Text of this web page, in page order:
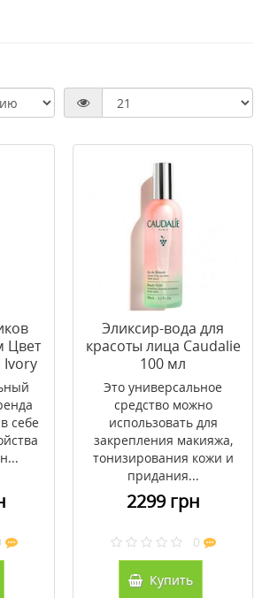
Цвет
Ivory
мл
себе
Эликсир-вода для
красоты лица Caudalie
100 мл
Это универсальное
средство можно
использовать для
закрепления макияжа,
тонизирования кожи и
придания...
2299 грн
0
Купить